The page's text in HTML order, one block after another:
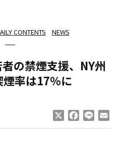
CONTENTS NEWS
の禁煙支援、NY州
率は17％に
Facebook
Line